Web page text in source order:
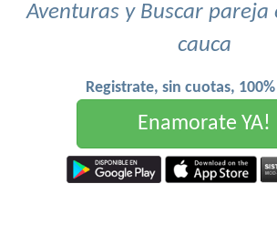
Aventuras y Buscar pareja
cauca
Registrate, sin cuotas,
Enamorate YA!